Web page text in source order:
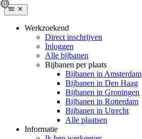
Werkzoekend
Direct inschrijven
Inloggen
Alle bijbanen
Bijbanen per plaats
Bijbanen in Amsterdam
Bijbanen in Den Haag
Bijbanen in Groningen
Bijbanen in Rotterdam
Bijbanen in Utrecht
Alle plaatsen
Informatie